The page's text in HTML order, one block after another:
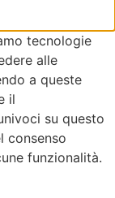
tecnologie
alle
a queste
il
su questo
consenso
funzionalità.